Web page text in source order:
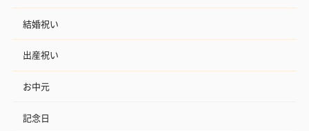
結婚祝い
出産祝い
お中元
記念日